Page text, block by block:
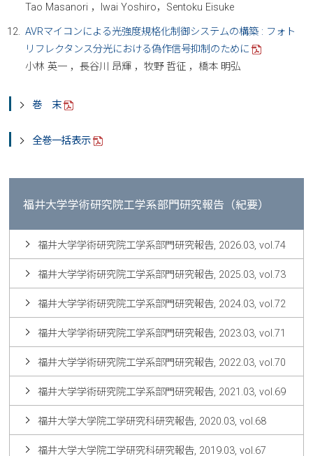
Tao Masanori ，Iwai Yoshiro，Sentoku Eisuke
AVRマイコンによる光強度規格化制御システムの構築 : フォト
リフレクタンス分光における偽作信号抑制のために
小林 英一 ，長谷川 昂輝 ，牧野 哲征 ，橋本 明弘
巻 末
全巻一括表示
福井大学学術研究院工学系部門研究報告（紀要）
福井大学学術研究院工学系部門研究報告, 2026.03, vol.74
福井大学学術研究院工学系部門研究報告, 2025.03, vol.73
福井大学学術研究院工学系部門研究報告, 2024.03, vol.72
福井大学学術研究院工学系部門研究報告, 2023.03, vol.71
福井大学学術研究院工学系部門研究報告, 2022.03, vol.70
福井大学学術研究院工学系部門研究報告, 2021.03, vol.69
福井大学大学院工学研究科研究報告, 2020.03, vol.68
福井大学大学院工学研究科研究報告, 2019.03, vol.67